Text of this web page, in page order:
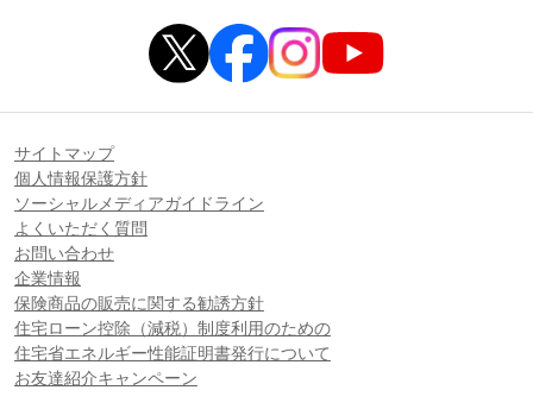
サイトマップ
個人情報保護方針
ソーシャルメディアガイドライン
よくいただく質問
お問い合わせ
企業情報
保険商品の販売に関する勧誘方針
住宅ローン控除（減税）制度利用のための
住宅省エネルギー性能証明書発行について
お友達紹介キャンペーン